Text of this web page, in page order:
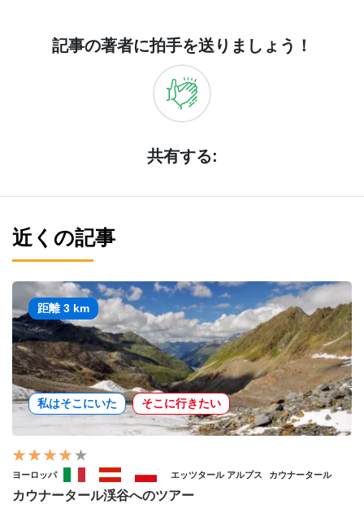
記事の著者に拍手を送りましょう！
共有する:
近くの記事
距離 3 km
私はそこにいた そこに行きたい
ヨーロッパ エッツタール アルプス カウナータール
カウナータール渓谷へのツアー